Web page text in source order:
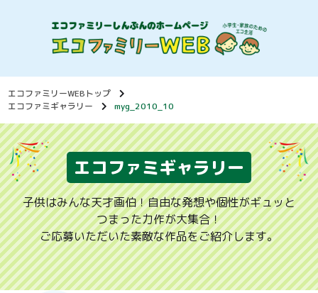
エコファミリーWEBトップ
エコファミギャラリー
myg_2010_10
エコファミギャラリー
子供はみんな天才画伯！自由な発想や個性がギュッと
つまった力作が大集合！
ご応募いただいた素敵な作品をご紹介します。